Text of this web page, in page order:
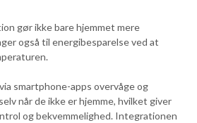
gør ikke bare hjemmet mere
også til energibesparelse ved at
smartphone-apps overvåge og
når de ikke er hjemme, hvilket giver
og bekvemmelighed. Integrationen